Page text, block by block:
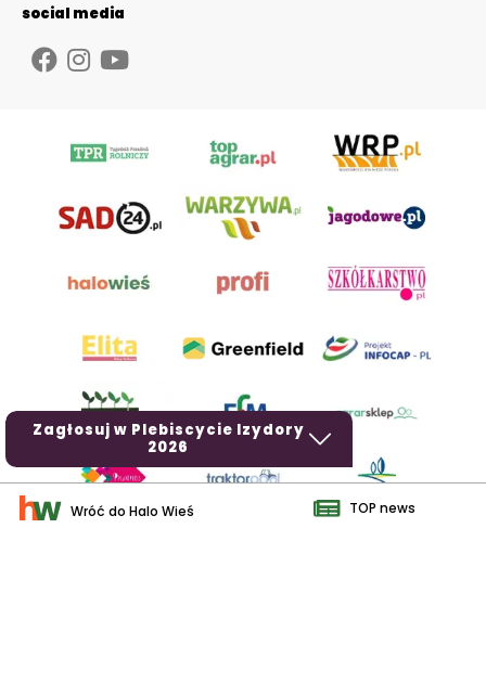
Zagłosuj w Plebiscycie Izydory
2026
social media
Wróć do Halo Wieś TOP news